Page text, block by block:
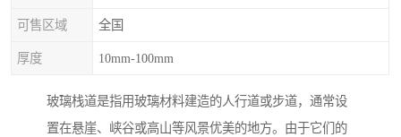
可售区域 全国
厚度 10mm-100mm
玻璃栈道是指用玻璃材料建造的人行道或步道，通常设
置在悬崖、峡谷或高山等风景优美的地方。由于它们的